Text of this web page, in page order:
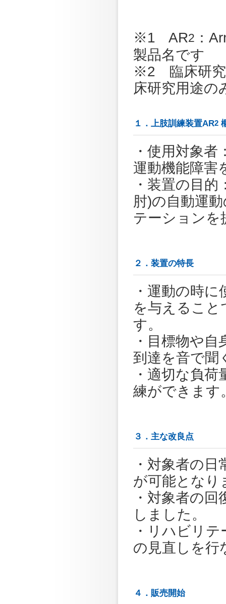
※1 AR2 ：
製品名です
※2 臨床研究
床研究用途の
１．上肢訓練装置AR2
・使用対象
運動機能障害
・装置の目
肘)の自動運
テーションを
２．装置の特長
・運動の時
を与えること
す。
・目標物や
到達を音で聞
・適切な負
練ができます
３．主な改良点
・対象者の
が可能となり
・対象者の
しました。
・リハビリ
の見直しを行
４．販売開始